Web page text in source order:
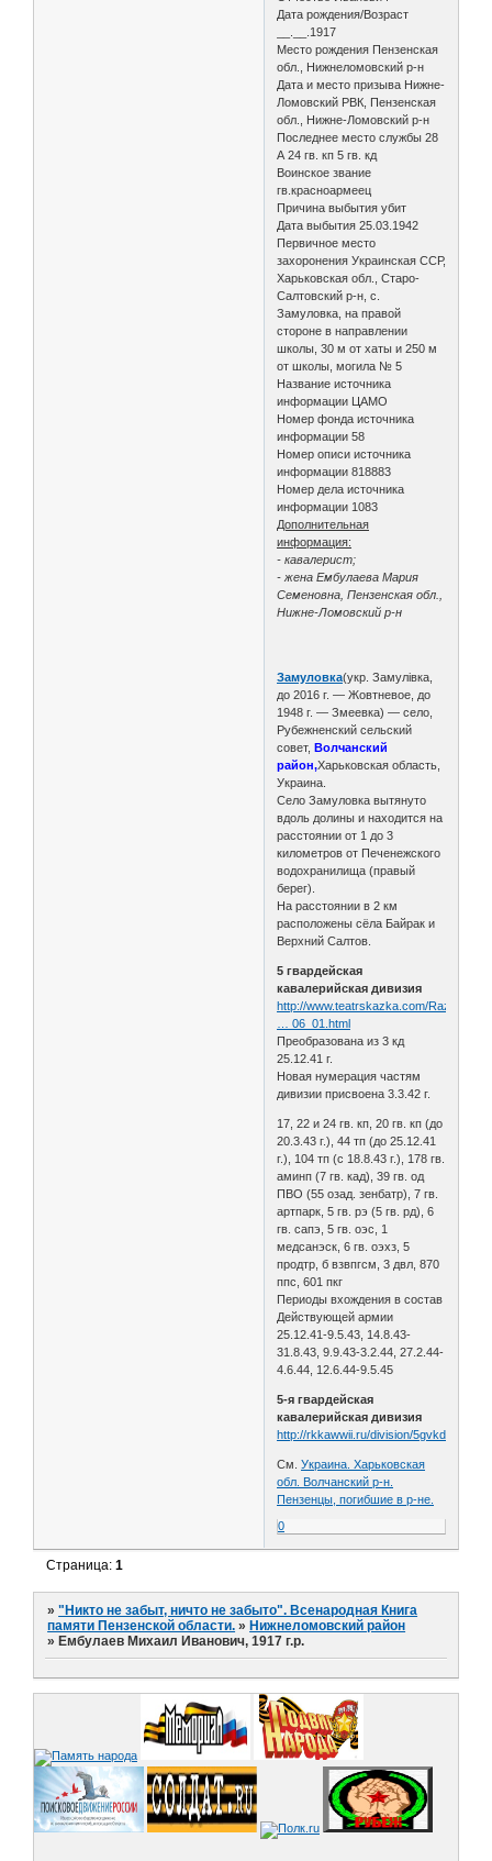
Дата рождения/Возраст
__.__.1917
Место рождения Пензенская
обл., Нижнеломовский р-н
Дата и место призыва Нижне-
Ломовский РВК, Пензенская
обл., Нижне-Ломовский р-н
Последнее место службы 28
А 24 гв. кп 5 гв. кд
Воинское звание
гв.красноармеец
Причина выбытия убит
Дата выбытия 25.03.1942
Первичное место
захоронения Украинская ССР,
Харьковская обл., Старо-
Салтовский р-н, с.
Замуловка, на правой
стороне в направлении
школы, 30 м от хаты и 250 м
от школы, могила № 5
Название источника
информации ЦАМО
Номер фонда источника
информации 58
Номер описи источника
информации 818883
Номер дела источника
информации 1083
Дополнительная
информация:
- кавалерист;
- жена Ембулаева Мария
Семеновна, Пензенская обл.,
Нижне-Ломовский р-н
Замуловка(укр. Замулівка,
до 2016 г. — Жовтневое, до
1948 г. — Змеевка) — село,
Рубежненский сельский
совет,Волчанский
район,Харьковская область,
Украина.
Село Замуловка вытянуто
вдоль долины и находится на
расстоянии от 1 до 3
километров от Печенежского
водохранилища (правый
берег).
На расстоянии в 2 км
расположены сёла Байрак и
Верхний Салтов.
5 гвардейская
кавалерийская дивизия
http://www.teatrskazka.com/Raznoe/
… 06_01.html
Преобразована из 3 кд
25.12.41 г.
Новая нумерация частям
дивизии присвоена 3.3.42 г.
17, 22 и 24 гв. кп, 20 гв. кп (до
20.3.43 г.), 44 тп (до 25.12.41
г.), 104 тп (с 18.8.43 г.), 178 гв.
аминп (7 гв. кад), 39 гв. од
ПВО (55 озад. зенбатр), 7 гв.
артпарк, 5 гв. рэ (5 гв. рд), 6
гв. сапэ, 5 гв. оэс, 1
медсанэск, 6 гв. оэхз, 5
продтр, б взвпгсм, 3 двл, 870
ппс, 601 пкг
Периоды вхождения в состав
Действующей армии
25.12.41-9.5.43, 14.8.43-
31.8.43, 9.9.43-3.2.44, 27.2.44-
4.6.44, 12.6.44-9.5.45
5-я гвардейская
кавалерийская дивизия
http://rkkawwii.ru/division/5gvkdf1
См.Украина. Харьковская
обл. Волчанский р-н.
Пензенцы, погибшие в р-не.
0
Страница:1
»"Никто не забыт, ничто не забыто". Всенародная Книга
памяти Пензенской области. » Нижнеломовский район
» Ембулаев Михаил Иванович, 1917 г.р.